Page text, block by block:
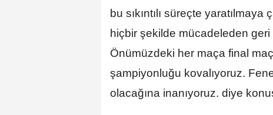
bu sıkıntılı süreçte
hiçbir şekilde mücadeleden geri
Önümüzdeki her maça final
şampiyonluğu kovalıyoruz.
olacağına inanıyoruz. diye